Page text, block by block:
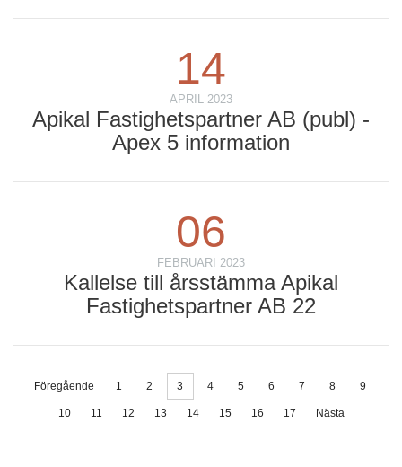
14
APRIL 2023
Apikal Fastighetspartner AB (publ) -
Apex 5 information
06
FEBRUARI 2023
Kallelse till årsstämma Apikal
Fastighetspartner AB 22
Föregående 1 2 3 4 5 6 7 8 9
10 11 12 13 14 15 16 17 Nästa